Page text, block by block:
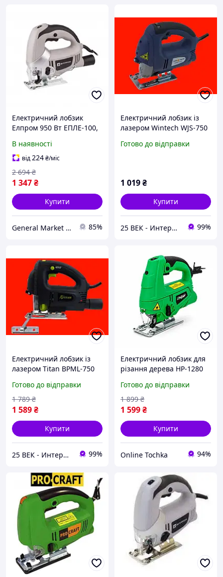
Електричний лобзик
Елпром 950 Вт ЕПЛЕ-100,
лазером глибина пропилу
100 мм
В наявності
від224₴/міс
1 347₴
2 694 ₴
Купити
General Market UA 85%
Електричний лобзик із
лазером Wintech WJS-750
Готово до відправки
1 019₴
Купити
25 ВЕК - Интернет-Магазин: электрический, бензиновый, аккумуляторный инструмент и строительство. 99%
Електричний лобзик із
лазером Titan BPML-750
Готово до відправки
1 589₴
1 789 ₴
Купити
25 ВЕК - Интернет-Магазин: электрический, бензиновый, аккумуляторный инструмент и строительство. 99%
Електричний лобзик для
різання дерева HP-1280
лазером та регулятором
швидкості
Готово до відправки
1 599₴
1 899 ₴
Купити
Online Tochka 94%